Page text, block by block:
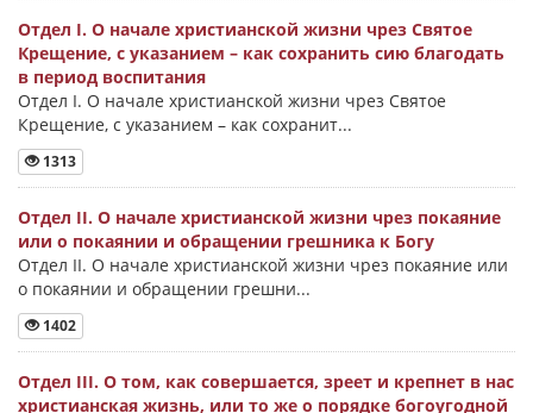
Отдел I. О начале христианской жизни чрез Святое
Крещение, с указанием – как сохранить сию благодать
в период воспитания
Отдел I. О начале христианской жизни чрез Святое
Крещение, с указанием – как сохранит...
1313
Отдел II. О начале христианской жизни чрез покаяние
или о покаянии и обращении грешника к Богу
Отдел II. О начале христианской жизни чрез покаяние или
о покаянии и обращении грешни...
1402
Отдел III. О том, как совершается, зреет и крепнет в нас
христианская жизнь, или то же о порядке богоугодной